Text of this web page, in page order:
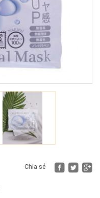
Chia sẻ